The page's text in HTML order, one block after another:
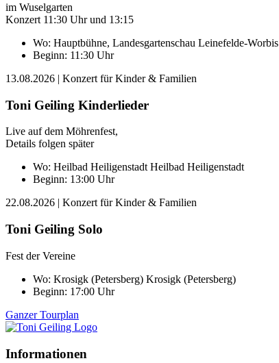
im Wuselgarten
Konzert 11:30 Uhr und 13:15
Wo: Hauptbühne, Landesgartenschau Leinefelde-Worbis
Beginn: 11:30 Uhr
13.08.2026 | Konzert für Kinder & Familien
Toni Geiling Kinderlieder
Live auf dem Möhrenfest,
Details folgen später
Wo: Heilbad Heiligenstadt Heilbad Heiligenstadt
Beginn: 13:00 Uhr
22.08.2026 | Konzert für Kinder & Familien
Toni Geiling Solo
Fest der Vereine
Wo: Krosigk (Petersberg) Krosigk (Petersberg)
Beginn: 17:00 Uhr
Ganzer Tourplan
Informationen